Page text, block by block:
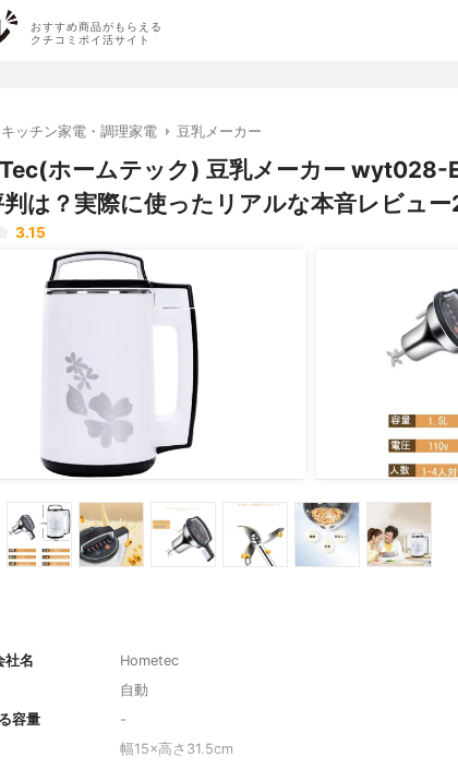
おすすめ商品がもらえる
クチコミポイ活サイト
キッチン家電・調理家電 豆乳メーカー
ホームテック) 豆乳メーカー wyt028-
判は？実際に使ったリアルな本音レビュー
3.15
社名
Hometec
自動
容量
-
幅15×高さ31.5cm